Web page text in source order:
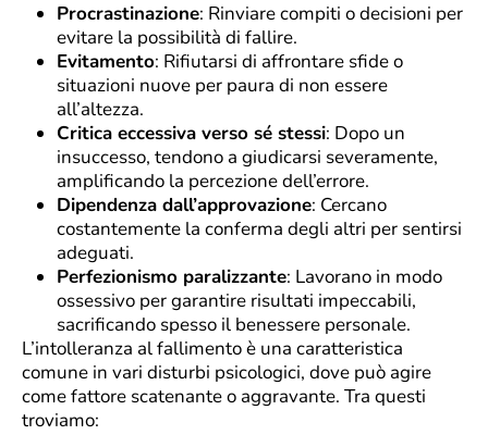
Procrastinazione: Rinviare compiti o decisioni per
evitare la possibilità di fallire.
Evitamento: Rifiutarsi di affrontare sfide o
situazioni nuove per paura di non essere
all’altezza.
Critica eccessiva verso sé stessi: Dopo un
insuccesso, tendono a giudicarsi severamente,
amplificando la percezione dell’errore.
Dipendenza dall’approvazione: Cercano
costantemente la conferma degli altri per sentirsi
adeguati.
Perfezionismo paralizzante: Lavorano in modo
ossessivo per garantire risultati impeccabili,
sacrificando spesso il benessere personale.
L’intolleranza al fallimento è una caratteristica
comune in vari disturbi psicologici, dove può agire
come fattore scatenante o aggravante. Tra questi
troviamo: